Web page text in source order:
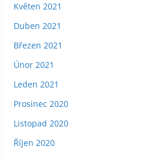
Květen 2021
Duben 2021
Březen 2021
Únor 2021
Leden 2021
Prosinec 2020
Listopad 2020
Říjen 2020